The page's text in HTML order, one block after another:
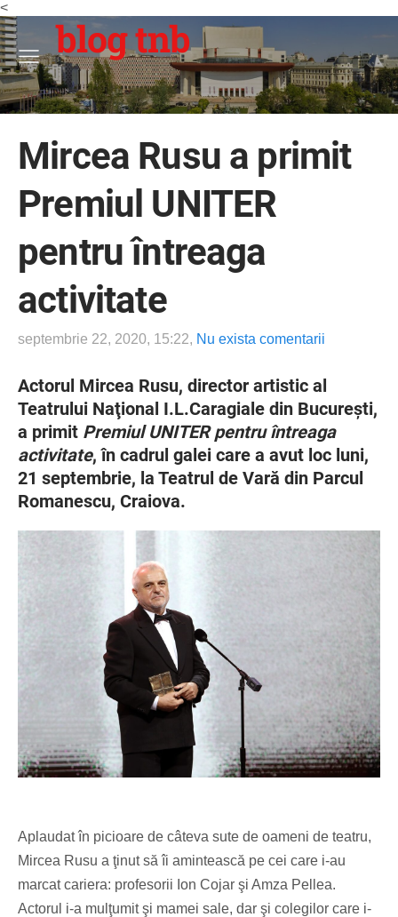
<
blog tnb
Mircea Rusu a primit
Premiul UNITER
pentru întreaga
activitate
septembrie 22, 2020, 15:22, Nu exista comentarii
Actorul Mircea Rusu, director artistic al
Teatrului Naţional I.L.Caragiale din Bucureşti,
a primit Premiul UNITER pentru întreaga
activitate, în cadrul galei care a avut loc luni,
21 septembrie, la Teatrul de Vară din Parcul
Romanescu, Craiova.
Aplaudat în picioare de câteva sute de oameni de teatru,
Mircea Rusu a ţinut să îi amintească pe cei care i-au
marcat cariera: profesorii Ion Cojar şi Amza Pellea.
Actorul i-a mulţumit şi mamei sale, dar şi colegilor care i-